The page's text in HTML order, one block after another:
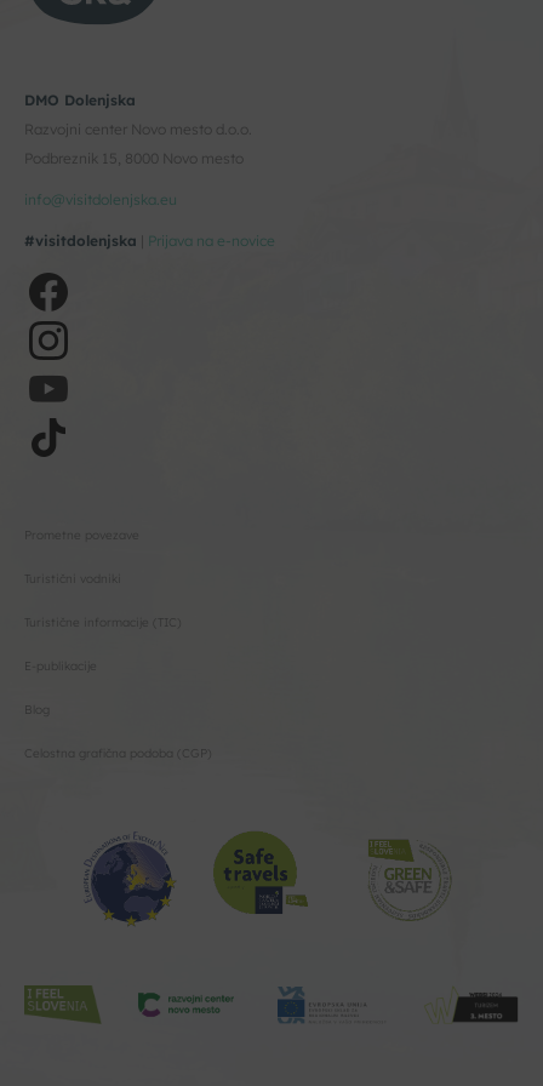
DMO Dolenjska
Razvojni center Novo mesto d.o.o.
Podbreznik 15, 8000 Novo mesto
info@visitdolenjska.eu
#visitdolenjska Prijava na e-novice
Prometne povezave
Turistični vodniki
Turistične informacije (TIC)
E-publikacije
Blog
Celostna grafična podoba (CGP)